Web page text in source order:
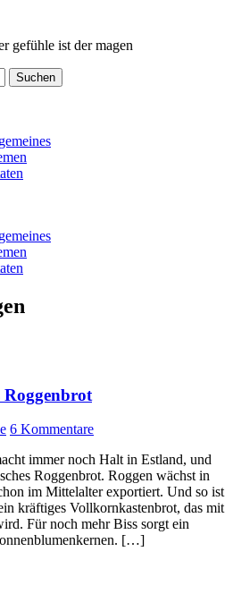
gefühle ist der magen
Roggenbrot
6 Kommentare
immer noch Halt in Estland, und
Roggenbrot. Roggen wächst in
im Mittelalter exportiert. Und so ist
kräftiges Vollkornkastenbrot, das mit
Für noch mehr Biss sorgt ein
[…]